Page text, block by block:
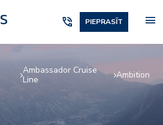
phone_in_talk PIEPRASĪT menu
Ambassador Cruise
Line
Ambition